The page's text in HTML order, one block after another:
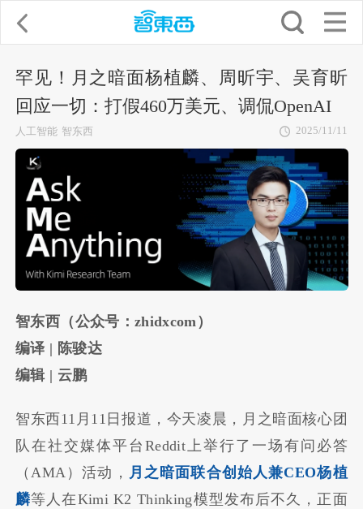
罕见！月之暗面杨植麟、周昕宇、吴育昕
回应一切：打假460万美元、调侃OpenAI
人工智能 智东西 2025/11/11
智东西（公众号：zhidxcom）
编译 | 陈骏达
编辑 | 云鹏
智东西11月11日报道，今天凌晨，月之暗面核心团
队在社交媒体平台Reddit上举行了一场有问必答
（AMA）活动， 月之暗面联合创始人兼CEO杨植
麟等人在Kimi K2 Thinking模型发布后不久，正面